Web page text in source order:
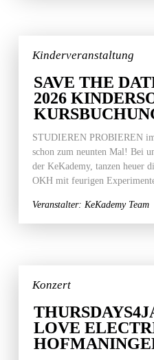
Kinderveranstaltung
SAVE THE
2026
STUDIEREN PROBIEREN
schon zum neunten Mal! Bei
der KeKademy, tanzen heuer
OKH mit feurigen
Veranstalter: KeKademy Team
Konzert
LOVE